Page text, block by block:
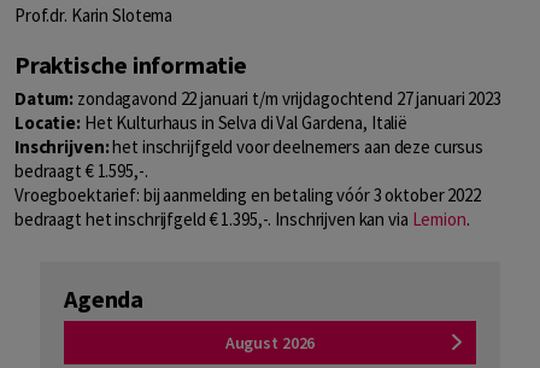
Prof.dr. Karin Slotema
Praktische informatie
Datum: zondagavond 22 januari t/m vrijdagochtend 27 januari 2023
Locatie:Het Kulturhaus in Selva di Val Gardena, Italië
Inschrijven:het inschrijfgeld voor deelnemers aan deze cursus
bedraagt € 1.595,-.
Vroegboektarief: bij aanmelding en betaling vóór 3 oktober 2022
bedraagt het inschrijfgeld € 1.395,-. Inschrijven kan via Lemion.
Agenda
August 2026